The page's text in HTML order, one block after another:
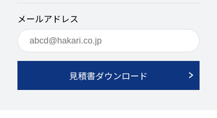
メールアドレス
見積書ダウンロード